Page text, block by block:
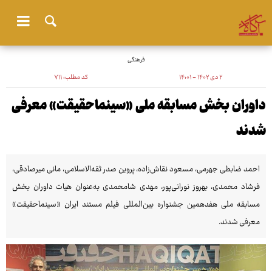
فرهنگی
۲ دی ۱۴۰۲ - ۱۴:۰۱ کد مطلب:۷۱۱
داوران بخش مسابقه ملی «سینماحقیقت» معرفی
شدند
احمد ضابطی جهرمی، مسعود نقاش‌زاده، پروین صدر ثقه‌الاسلامی، مانی میرصادقی،
فرشاد محمدی، بهروز نورانی‌پور، مهدی شامحمدی به‌عنوان هیات داوران بخش
مسابقه ملی هفدهمین جشنواره بین‌المللی فیلم مستند ایران «سینماحقیقت»
معرفی شدند.